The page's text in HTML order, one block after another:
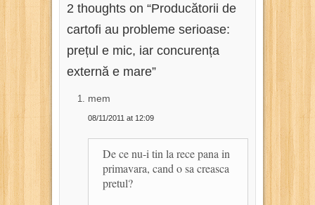
2 thoughts on “Producătorii de
cartofi au probleme serioase:
prețul e mic, iar concurența
externă e mare”
mem
08/11/2011 at 12:09
De ce nu-i tin la rece pana in
primavara, cand o sa creasca
pretul?